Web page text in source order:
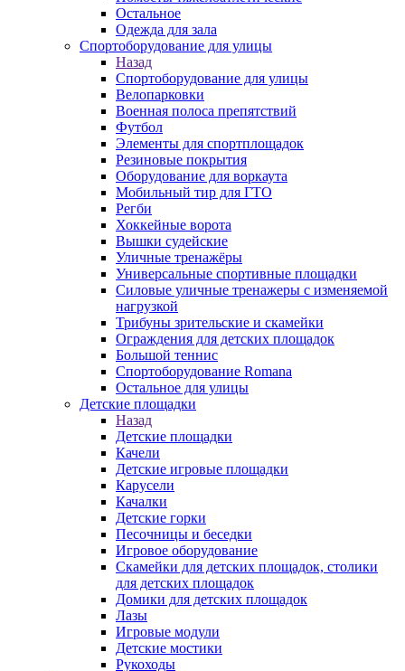
Остальное
Одежда для зала
Спортоборудование для улицы
Назад
Спортоборудование для улицы
Велопарковки
Военная полоса препятствий
Футбол
Элементы для спортплощадок
Резиновые покрытия
Оборудование для воркаута
Мобильный тир для ГТО
Регби
Хоккейные ворота
Вышки судейские
Уличные тренажёры
Универсальные спортивные площадки
Силовые уличные тренажеры с изменяемой
нагрузкой
Трибуны зрительские и скамейки
Ограждения для детских площадок
Большой теннис
Спортоборудование Romana
Остальное для улицы
Детские площадки
Назад
Детские площадки
Качели
Детские игровые площадки
Карусели
Качалки
Детские горки
Песочницы и беседки
Игровое оборудование
Скамейки для детских площадок, столики
для детских площадок
Домики для детских площадок
Лазы
Игровые модули
Детские мостики
Рукоходы